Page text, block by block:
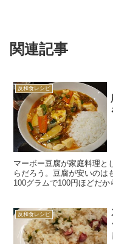
関連記事
反和食レシピ
マーボー豆腐が家庭料理と
らだろう。豆腐が安いのは
100グラムで100円ほどだ
反和食レシピ